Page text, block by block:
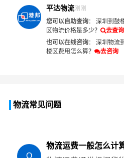
平达物流刚刚
您可以自助查询： 深圳到鼓
区物流价格是多少？
去查询
也可以在线咨询： 深圳物流
楼区费用怎么算？
去咨询
物流常见问题
Q
物流运费一般怎么计